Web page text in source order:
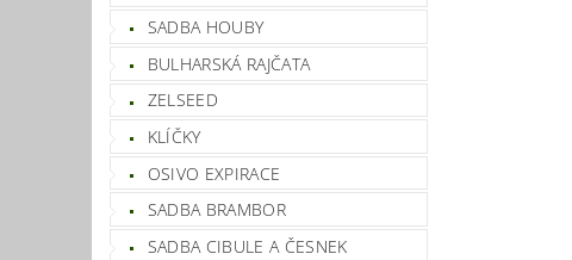
SADBA HOUBY
BULHARSKÁ RAJČATA
ZELSEED
KLÍČKY
OSIVO EXPIRACE
SADBA BRAMBOR
SADBA CIBULE A ČESNEK